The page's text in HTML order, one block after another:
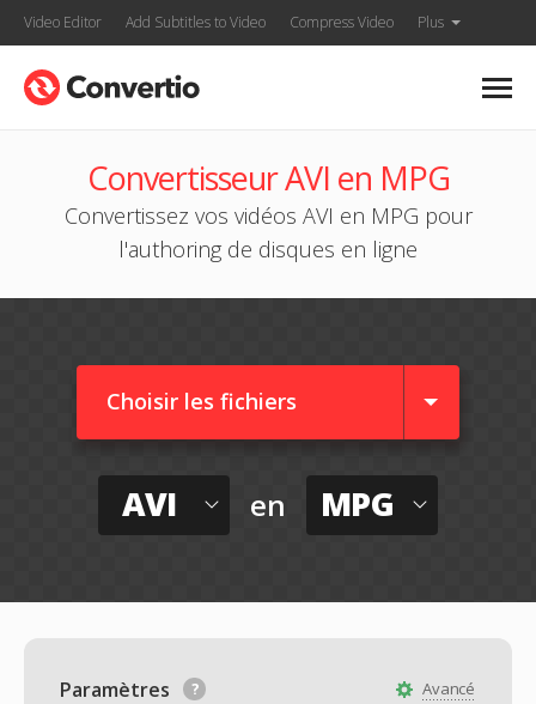
Video Editor Add Subtitles to Video Compress Video Plus
Convertisseur AVI en MPG
Convertissez vos vidéos AVI en MPG pour
l'authoring de disques en ligne
Choisir les fichiers
AVI en MPG
Avancé
Paramètres